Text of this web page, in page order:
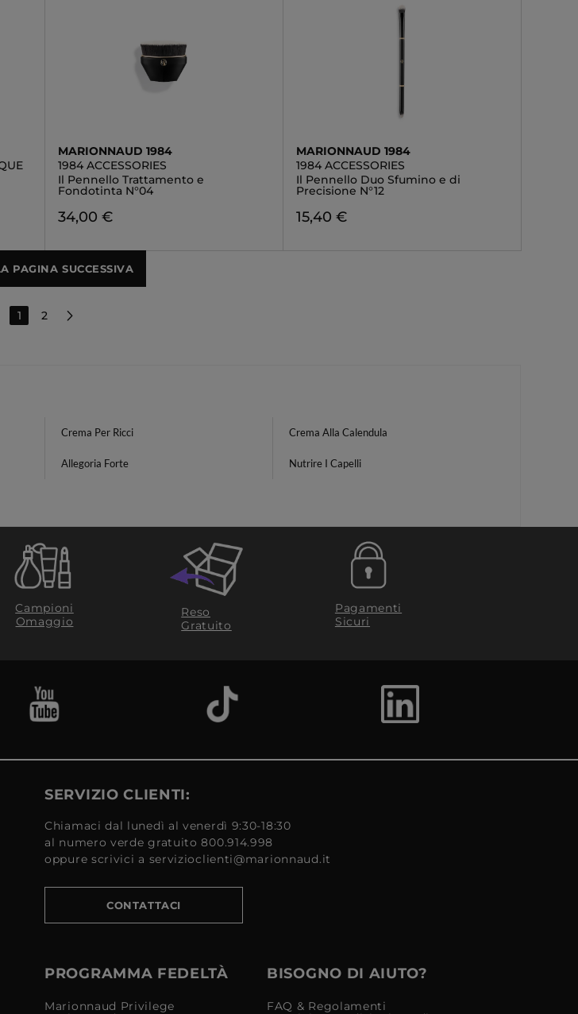
MARIONNAUD 1984
1984 ACCESSORIES
Il Pennello Trattamento e
Fondotinta N°04
34,00 €
MARIONNAUD 1984
1984 ACCESSORIES
Il Pennello Duo Sfumino e di
Precisione N°12
15,40 €
PAGINA SUCCESSIVA
1 2
Crema Per Ricci Crema Alla Calendula
Allegoria Forte Nutrire I Capelli
Campioni
Omaggio
Reso
Gratuito
Pagamenti
Sicuri
SERVIZIO CLIENTI:
Chiamaci dal lunedì al venerdì 9:30-18:30
al numero verde gratuito 800.914.998
oppure scrivici a servizioclienti@marionnaud.it
CONTATTACI
PROGRAMMA FEDELTÀ
Marionnaud Privilege
BISOGNO DI AIUTO?
FAQ & Regolamenti